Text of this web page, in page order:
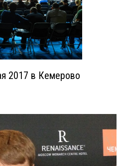
2017 в Кемерово